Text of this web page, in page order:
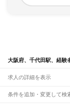
大阪府、千代田駅、経験
求人の詳細を表示
条件を追加・変更して検